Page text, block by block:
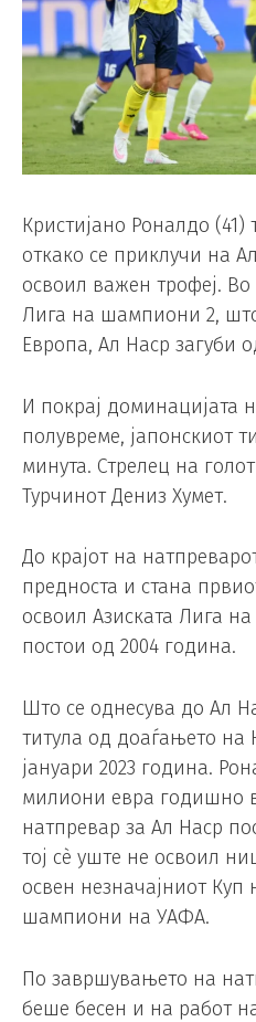
Кристијано Роналдо
откако се приклучи на
освоил важен трофеј.
Лига на шампиони 2,
Европа, Ал Наср загуби
И покрај доминацијата
полувреме, јапонскиот
минута. Стрелец на
Турчинот Дениз Хумет.
До крајот на
предноста и стана
освоил Азиската Лига
постои од 2004 година.
Што се однесува до Ал
титула од доаѓањето на
јануари 2023 година.
милиони евра годишно
натпревар за Ал Наср
тој сè уште не освоил
освен незначајниот Куп
шампиони на УАФА.
По завршувањето на
беше бесен и на работ